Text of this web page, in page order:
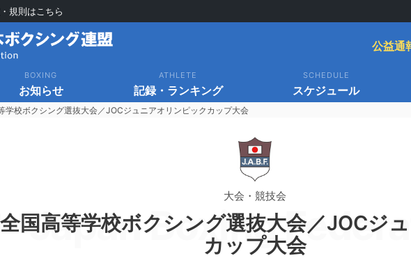
規則はこちら
公益通
BOXING
お知らせ
ATHLETE
記録・ランキング
SCHEDULE
スケジュール
学校ボクシング選抜大会／JOCジュニアオリンピックカップ大会
Japan Boxing
大会・競技会
国高等学校ボクシング選抜大会／JOCジ
カップ大会